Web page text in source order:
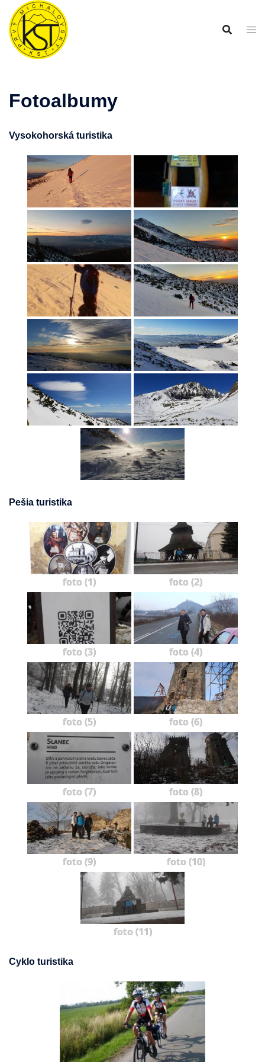
Preskočiť
obsah
Fotoalbumy
Vysokohorská turistika
Pešia turistika
foto (1) foto (2)
foto (3) foto (4)
foto (5) foto (6)
foto (7) foto (8)
foto (9) foto (10)
foto (11)
Cyklo turistika